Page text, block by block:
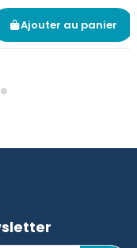
Ajouter au panier